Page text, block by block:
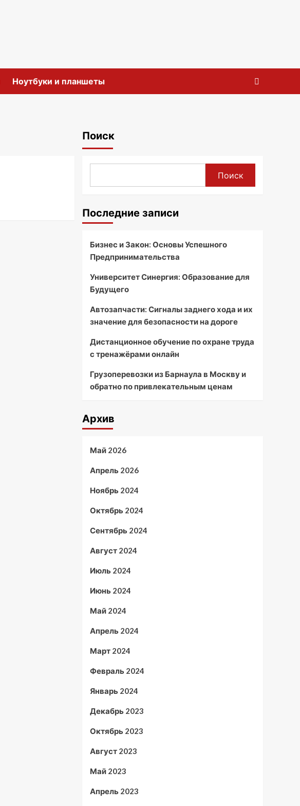
Ноутбуки и планшеты
Поиск
Поиск
Последние записи
Бизнес и Закон: Основы Успешного
Предпринимательства
Университет Синергия: Образование для
Будущего
Автозапчасти: Сигналы заднего хода и их
значение для безопасности на дороге
Дистанционное обучение по охране труда
с тренажёрами онлайн
Грузоперевозки из Барнаула в Москву и
обратно по привлекательным ценам
Архив
Май 2026
Апрель 2026
Ноябрь 2024
Октябрь 2024
Сентябрь 2024
Август 2024
Июль 2024
Июнь 2024
Май 2024
Апрель 2024
Март 2024
Февраль 2024
Январь 2024
Декабрь 2023
Октябрь 2023
Август 2023
Май 2023
Апрель 2023